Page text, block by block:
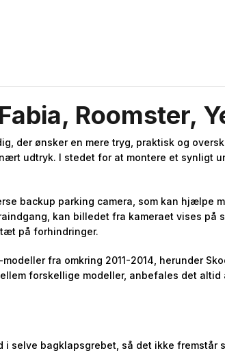
Roomster,
der ønsker en mere tryg, praktisk og
udtryk. I stedet for at montere et synligt
backup parking camera, som kan hjælpe
kan billedet fra kameraet vises
på forhindringer.
fra omkring 2011-2014, herunder
forskellige modeller, anbefales det
bagklapsgrebet, så det ikke fremstår